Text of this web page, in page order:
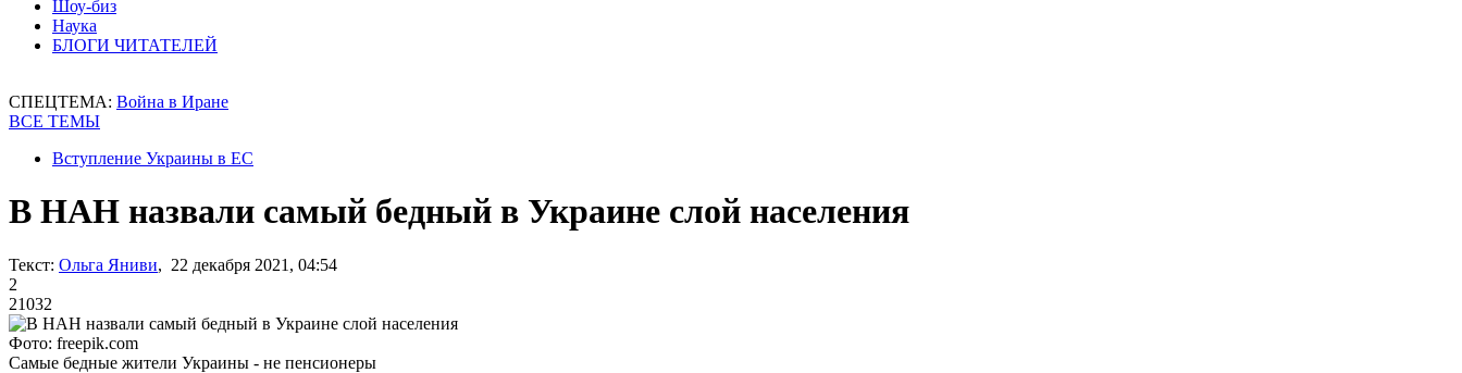
Шоу-биз
Наука
БЛОГИ ЧИТАТЕЛЕЙ
СПЕЦТЕМА: Война в Иране
ВСЕ ТЕМЫ
Вступление Украины в ЕС
В НАН назвали самый бедный в Украине слой населения
Текст: Ольга Яниви, 22 декабря 2021, 04:54
2
21032
Фото: freepik.com
Самые бедные жители Украины - не пенсионеры